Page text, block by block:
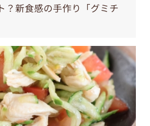
？新食感の手作り「グミチ